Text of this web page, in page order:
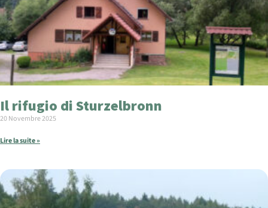
Il rifugio di Sturzelbronn
20 Novembre 2025
Lire la suite »